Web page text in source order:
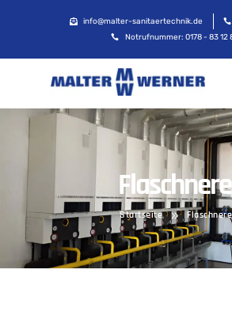
info@malter-sanitaertechnik.de
Notrufnummer: 0178 - 83 12
Startseite